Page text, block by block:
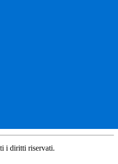
i diritti riservati.